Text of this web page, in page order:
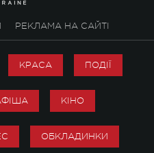
РЕКЛАМА НА САЙТІ
КРАСА ПОДІЇ
КІНО
ОБКЛАДИНКИ